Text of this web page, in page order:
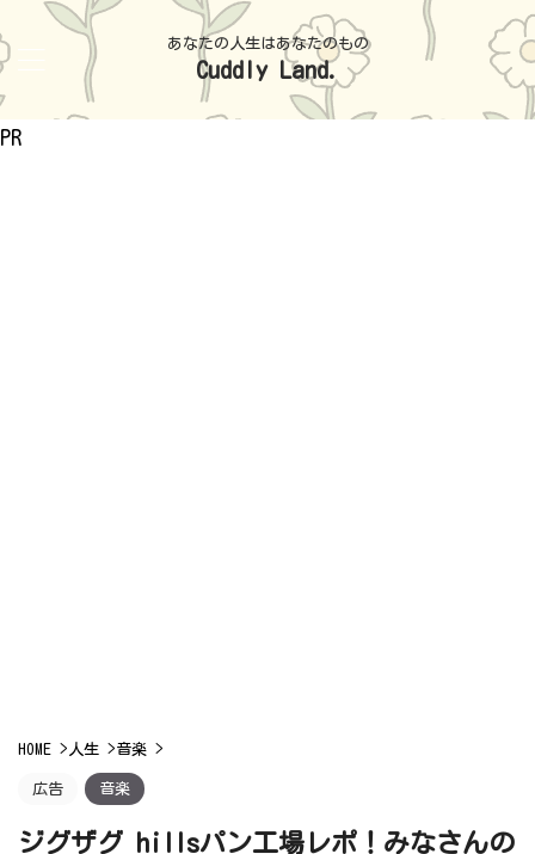
あなたの人生はあなたのもの
Cuddly Land.
PR
HOME > 人生 >音楽 >
広告 音楽
ジグザグ hillsパン工場レポ！みなさんの